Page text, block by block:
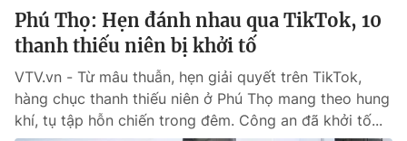
Góc doanh nghiệp
Truyền hình
Hậu trường
Nhân vật
Giải trí
Điện ảnh
Đời sống
Phú Thọ: Hẹn đánh nhau qua TikTok, 10
thanh thiếu niên bị khởi tố
VTV.vn - Từ mâu thuẫn, hẹn giải quyết trên TikTok,
hàng chục thanh thiếu niên ở Phú Thọ mang theo hung
khí, tụ tập hỗn chiến trong đêm. Công an đã khởi tố...